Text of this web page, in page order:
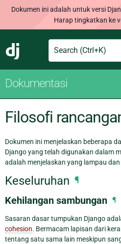
Dokumen ini adalah untuk versi
Harap tingkatkan ke
Django
Search
Dokumentasi
Filosofi
Dokumen ini menjelaskan beberapa
Django yang telah digunakan dalam
adalah menjelaskan yang lampau
Keseluruhan ¶
Kehilangan sambungan ¶
Sasaran dasar tumpukan Django
cohesion. Bermacam lapisan dari
tentang satu sama lain meskipun